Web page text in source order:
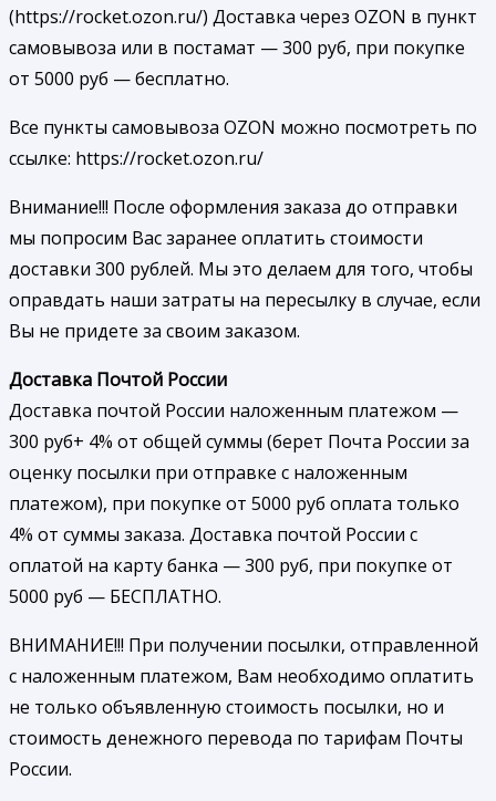
(https://rocket.ozon.ru/) Доставка через OZON в пункт
самовывоза или в постамат — 300 руб, при покупке
от 5000 руб — бесплатно.
Все пункты самовывоза OZON можно посмотреть по
ссылке: https://rocket.ozon.ru/
Внимание!!! После оформления заказа до отправки
мы попросим Вас заранее оплатить стоимости
доставки 300 рублей. Мы это делаем для того, чтобы
оправдать наши затраты на пересылку в случае, если
Вы не придете за своим заказом.
Доставка Почтой России
Доставка почтой России наложенным платежом —
300 руб+ 4% от общей суммы (берет Почта России за
оценку посылки при отправке с наложенным
платежом), при покупке от 5000 руб оплата только
4% от суммы заказа. Доставка почтой России с
оплатой на карту банка — 300 руб, при покупке от
5000 руб — БЕСПЛАТНО.
ВНИМАНИЕ!!! При получении посылки, отправленной
с наложенным платежом, Вам необходимо оплатить
не только объявленную стоимость посылки, но и
стоимость денежного перевода по тарифам Почты
России.